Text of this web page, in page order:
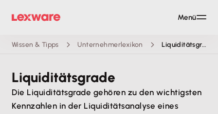
Wissen & Tipps Unternehmerlexikon Liquiditätsgrade
Liquiditätsgrade
Die Liquiditätsgrade gehören zu den wichtigsten
Kennzahlen in der Liquiditätsanalyse eines
Menü